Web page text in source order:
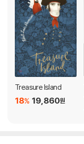
Treasure Island
19,860원
18%